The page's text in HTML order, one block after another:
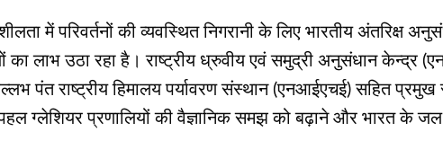
में परिवर्तनों की व्यवस्थित निगरानी के लिए भारतीय अंतरिक्ष
लाभ उठा रहा है। राष्ट्रीय ध्रुवीय एवं समुद्री अनुसंधान केन्द्र
पंत राष्ट्रीय हिमालय पर्यावरण संस्थान (एनआईएचई) सहित प्रमुख
ग्लेशियर प्रणालियों की वैज्ञानिक समझ को बढ़ाने और भारत के